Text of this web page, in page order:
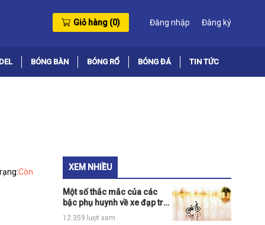
Giỏ hàng (0) Đăng nhập Đăng ký
BÓNG BÀN BÓNG RỔ BÓNG ĐÁ TIN TỨC
Còn
XEM NHIỀU
Một số thắc mắc của các
bậc phụ huynh về xe đạp trẻ
em có bánh phụ
12.359 lượt xem